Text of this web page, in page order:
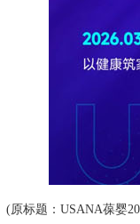
(原标题：USANA葆婴